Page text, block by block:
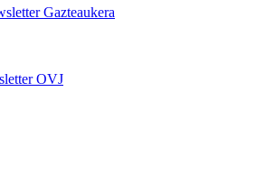
Gazteaukera
OVJ